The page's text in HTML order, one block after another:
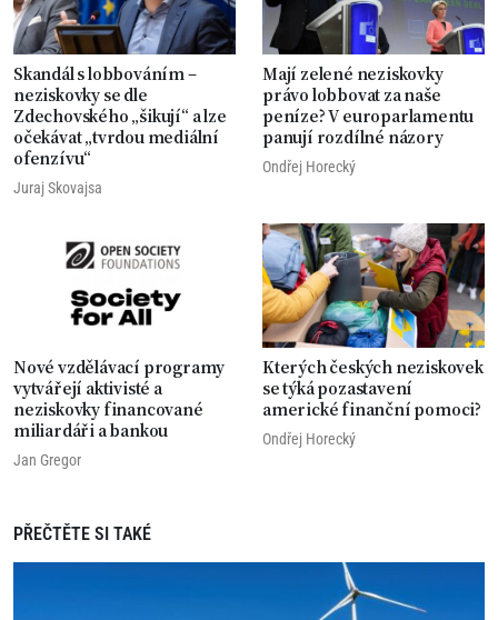
Skandál s lobbováním –
neziskovky se dle
Zdechovského „šikují“ a lze
očekávat „tvrdou mediální
ofenzívu“
Juraj Skovajsa
Mají zelené neziskovky
právo lobbovat za naše
peníze? V europarlamentu
panují rozdílné názory
Ondřej Horecký
Nové vzdělávací programy
vytvářejí aktivisté a
neziskovky financované
miliardáři a bankou
Jan Gregor
Kterých českých neziskovek
se týká pozastavení
americké finanční pomoci?
Ondřej Horecký
PŘEČTĚTE SI TAKÉ